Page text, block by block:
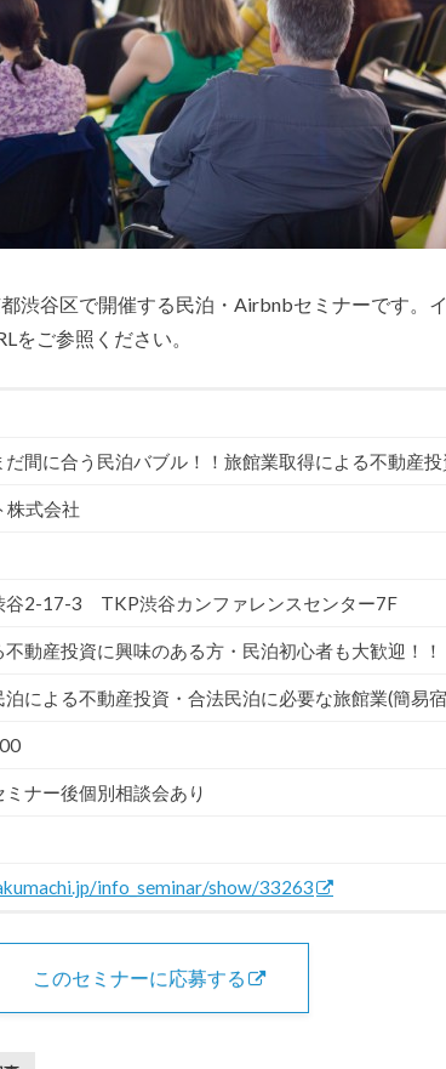
渋谷区で開催する民泊・Airbnbセミナーです。
をご参照ください。
だ間に合う民泊バブル！！旅館業取得による不動産
株式会社
谷2-17-3 TKP渋谷カンファレンスセンター7F
動産投資に興味のある方・民泊初心者も大歓迎！！
泊による不動産投資・合法民泊に必要な旅館業(簡易
ナー後個別相談会あり
info_seminar/show/33263
このセミナーに応募する